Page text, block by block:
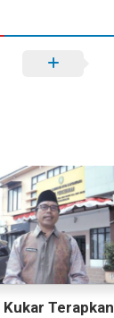
Kukar Terapkan